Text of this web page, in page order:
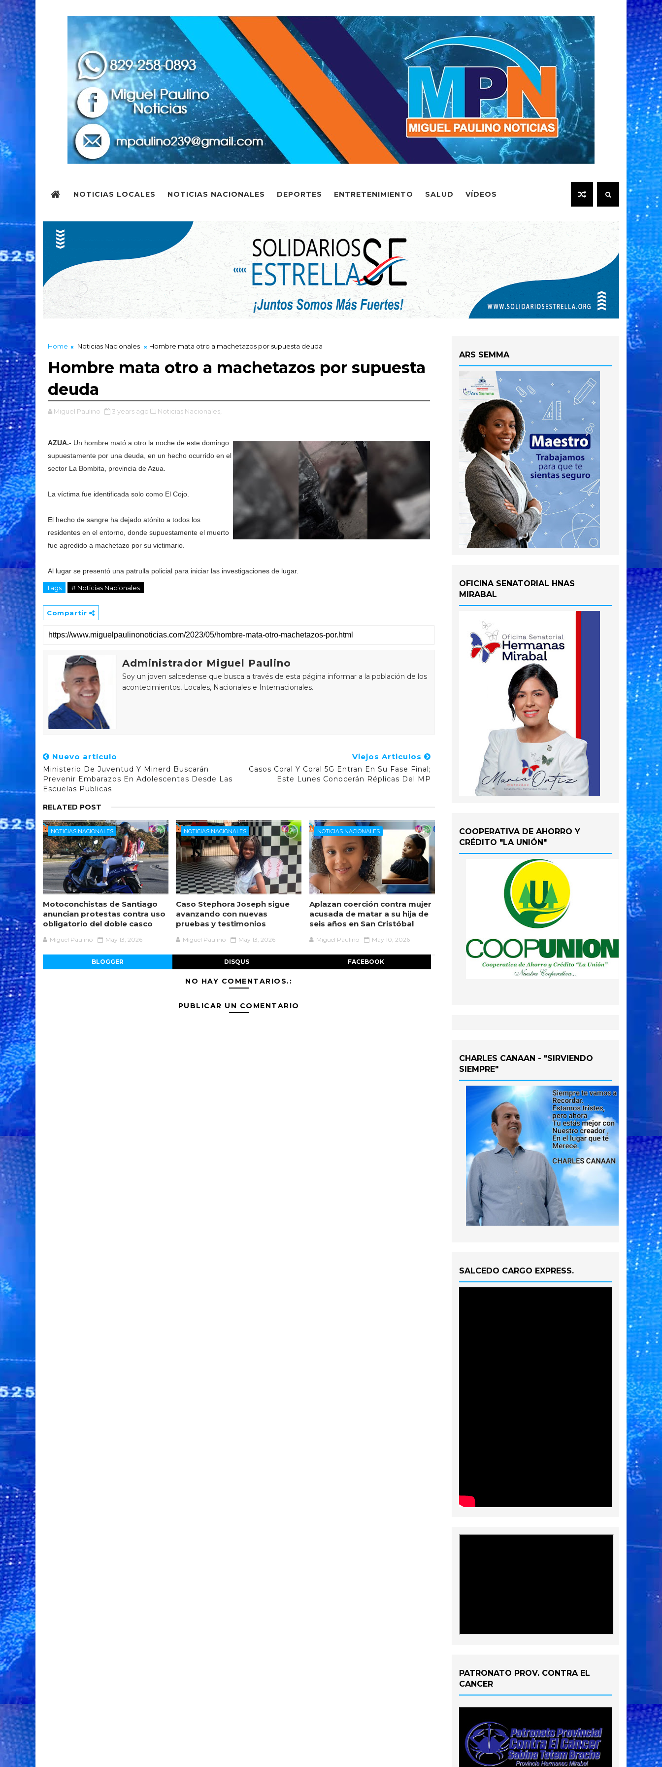
NOTICIAS LOCALES NOTICIAS NACIONALES DEPORTES ENTRETENIMIENTO SALUD VÍDEOS
Home Noticias Nacionales Hombre mata otro a machetazos por supuesta deuda
Hombre mata otro a machetazos por supuesta
deuda
Miguel Paulino 3 years ago Noticias Nacionales,
AZUA.- Un hombre mató a otro la noche de este domingo
supuestamente por una deuda, en un hecho ocurrido en el
sector La Bombita, provincia de Azua.
La víctima fue identificada solo como El Cojo.
El hecho de sangre ha dejado atónito a todos los
residentes en el entorno, donde supuestamente el muerto
fue agredido a machetazo por su victimario.
Al lugar se presentó una patrulla policial para iniciar las investigaciones de lugar.
Tags # Noticias Nacionales
Compartir
Administrador Miguel Paulino
Soy un joven salcedense que busca a través de esta página informar a la población de los
acontecimientos, Locales, Nacionales e Internacionales.
Nuevo artículo
Ministerio De Juventud Y Minerd Buscarán
Prevenir Embarazos En Adolescentes Desde Las
Escuelas Publicas
Viejos Articulos
Casos Coral Y Coral 5G Entran En Su Fase Final;
Este Lunes Conocerán Réplicas Del MP
RELATED POST
NOTICIAS NACIONALES
Motoconchistas de Santiago
anuncian protestas contra uso
obligatorio del doble casco
Miguel Paulino May 13, 2026
NOTICIAS NACIONALES
Caso Stephora Joseph sigue
avanzando con nuevas
pruebas y testimonios
Miguel Paulino May 13, 2026
NOTICIAS NACIONALES
Aplazan coerción contra mujer
acusada de matar a su hija de
seis años en San Cristóbal
Miguel Paulino May 10, 2026
BLOGGER DISQUS FACEBOOK
NO HAY COMENTARIOS.:
PUBLICAR UN COMENTARIO
ARS SEMMA
OFICINA SENATORIAL HNAS
MIRABAL
COOPERATIVA DE AHORRO Y
CRÉDITO "LA UNIÓN"
CHARLES CANAAN - "SIRVIENDO
SIEMPRE"
SALCEDO CARGO EXPRESS.
PATRONATO PROV. CONTRA EL
CANCER